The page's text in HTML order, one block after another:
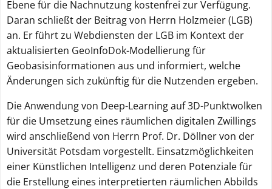
Ebene für die Nachnutzung kostenfrei zur Verfügung.
Daran schließt der Beitrag von Herrn Holzmeier (LGB)
an. Er führt zu Webdiensten der LGB im Kontext der
aktualisierten GeoInfoDok-Modellierung für
Geobasisinformationen aus und informiert, welche
Änderungen sich zukünftig für die Nutzenden ergeben.
Die Anwendung von Deep-Learning auf 3D-Punktwolken
für die Umsetzung eines räumlichen digitalen Zwillings
wird anschließend von Herrn Prof. Dr. Döllner von der
Universität Potsdam vorgestellt. Einsatzmöglichkeiten
einer Künstlichen Intelligenz und deren Potenziale für
die Erstellung eines interpretierten räumlichen Abbilds